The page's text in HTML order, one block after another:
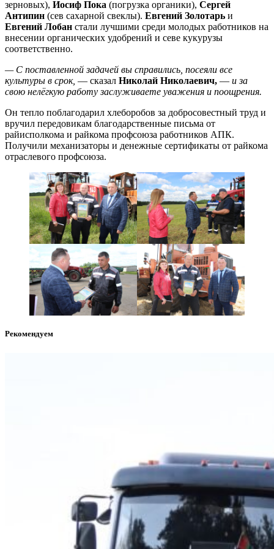
зерновых), Иосиф Пока (погрузка органики), Сергей
Антипин (сев сахарной свеклы). Евгений Золотарь и
Евгений Лобан стали лучшими среди молодых работников на
внесении органических удобрений и севе кукурузы
соответственно.
— С поставленной задачей вы справились, посеяли все
культуры в срок, — сказал Николай Николаевич, — и за
свою нелёгкую работу заслуживаете уважения и поощрения.
Он тепло поблагодарил хлеборобов за добросовестный труд и
вручил передовикам благодарственные письма от
райисполкома и райкома профсоюза работников АПК.
Получили механизаторы и денежные сертификаты от райкома
отраслевого профсоюза.
Рекомендуем